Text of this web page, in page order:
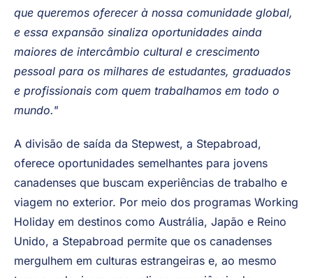
Thomas continuará a expandir seus negócios sob a
nossa proteção, e suas habilidades empreendedoras
ajudarão a elevar a Alliance Strategies a novos
patamares. Há muito tempo, o Canadá é um destino
que queremos oferecer à nossa comunidade global,
e essa expansão sinaliza oportunidades ainda
pessoal para os milhares de estudantes, graduados
e profissionais com quem trabalhamos em todo o
mundo."
A divisão de saída da Stepwest, a Stepabroad,
oferece oportunidades semelhantes para jovens
canadenses que buscam experiências de trabalho e